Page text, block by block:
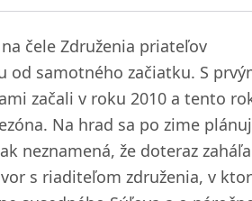
čele Združenia priateľov
od samotného začiatku. S
začali v roku 2010 a tento
Na hrad sa po zime
neznamená, že doteraz
s riaditeľom združenia, v